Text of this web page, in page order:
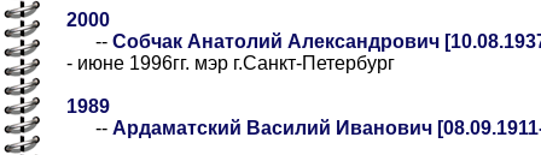
2000
-- Собчак Анатолий Александрович
- июне 1996гг. мэр г.Санкт-Петербург
1989
-- Ардаматский Василий Иванович